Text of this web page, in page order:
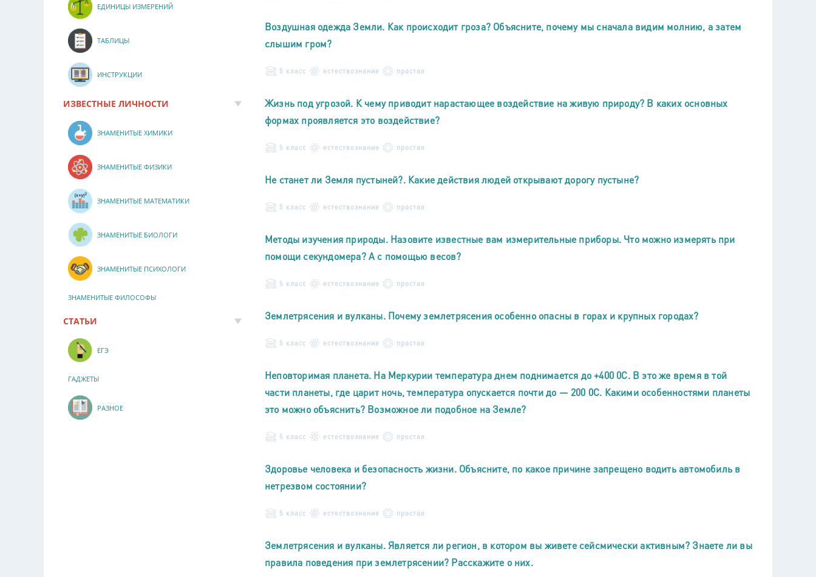
Воздушная одежда Земли. Как происходит гроза? Объясните, почему мы сначала видим молнию, а затем
слышим гром?
5 класс естествознание простая
Жизнь под угрозой. К чему приводит нарастающее воздействие на живую природу? В каких основных
формах проявляется это воздействие?
5 класс естествознание простая
Не станет ли Земля пустыней?. Какие действия людей открывают дорогу пустыне?
5 класс естествознание простая
Методы изучения природы. Назовите известные вам измерительные приборы. Что можно измерять при
помощи секундомера? А с помощью весов?
5 класс естествознание простая
Землетрясения и вулканы. Почему землетрясения особенно опасны в горах и крупных городах?
5 класс естествознание простая
Неповторимая планета. На Меркурии температура днем поднимается до +400 0С. В это же время в той
части планеты, где царит ночь, температура опускается почти до — 200 0С. Какими особенностями планеты
это можно объяснить? Возможное ли подобное на Земле?
5 класс естествознание простая
Здоровье человека и безопасность жизни. Объясните, по какое причине запрещено водить автомобиль в
нетрезвом состоянии?
5 класс естествознание простая
Землетрясения и вулканы. Является ли регион, в котором вы живете сейсмически активным? Знаете ли вы
правила поведения при землетрясении? Расскажите о них.
ЕДИНИЦЫ ИЗМЕРЕНИЙ
ТАБЛИЦЫ
ИНСТРУКЦИИ
ИЗВЕСТНЫЕ ЛИЧНОСТИ
ЗНАМЕНИТЫЕ ХИМИКИ
ЗНАМЕНИТЫЕ ФИЗИКИ
ЗНАМЕНИТЫЕ МАТЕМАТИКИ
ЗНАМЕНИТЫЕ БИОЛОГИ
ЗНАМЕНИТЫЕ ПСИХОЛОГИ
ЗНАМЕНИТЫЕ ФИЛОСОФЫ
СТАТЬИ
ЕГЭ
ГАДЖЕТЫ
РАЗНОЕ